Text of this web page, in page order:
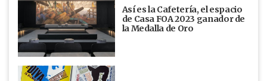
Así es la Cafetería, el espacio
de Casa FOA 2023 ganador de
la Medalla de Oro